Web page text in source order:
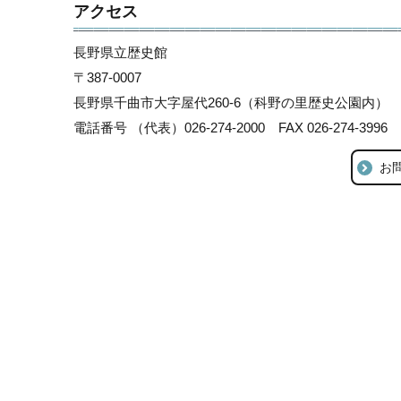
アクセス
長野県立歴史館
〒387-0007
長野県千曲市大字屋代260-6（科野の里歴史公園内）
電話番号 （代表）026-274-2000 FAX 026-274-3996
お